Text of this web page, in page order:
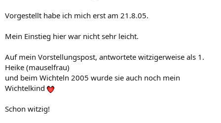
Vorgestellt habe ich mich erst am 21.8.05.
Mein Einstieg hier war nicht sehr leicht.
Auf mein Vorstellungspost, antwortete witzigerweise als 1.
Heike (mauselfrau)
und beim Wichteln 2005 wurde sie auch noch mein
Wichtelkind
Schon witzig!